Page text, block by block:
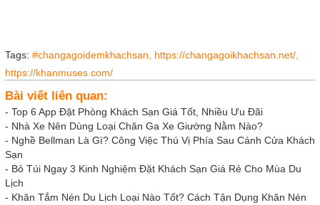
Tags: #changagoidemkhachsan, https://changagoikhachsan.net/,
https://khanmuses.com/
Bài viết liên quan:
- Top 6 App Đặt Phòng Khách Sạn Giá Tốt, Nhiều Ưu Đãi
- Nhà Xe Nên Dùng Loại Chăn Ga Xe Giường Nằm Nào?
- Nghề Bellman Là Gì? Công Việc Thú Vị Phía Sau Cánh Cửa Khách
Sạn
- Bỏ Túi Ngay 3 Kinh Nghiệm Đặt Khách Sạn Giá Rẻ Cho Mùa Du
Lịch
- Khăn Tắm Nén Du Lịch Loại Nào Tốt? Cách Tận Dụng Khăn Nén